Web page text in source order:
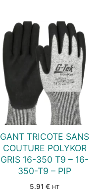
GANT TRICOTE SANS
COUTURE POLYKOR
GRIS 16-350 T9 – 16-
350-T9 – PIP
5.91 € HT